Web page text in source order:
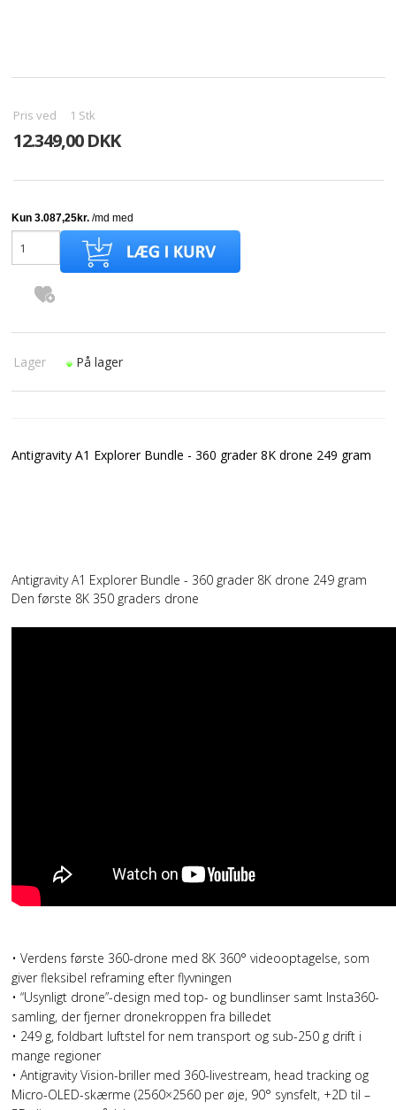
Pris ved 1 Stk
12.349,00 DKK
Lager På lager
Antigravity A1 Explorer Bundle - 360 grader 8K drone 249 gram
Antigravity A1 Explorer Bundle - 360 grader 8K drone 249 gram
Den første 8K 350 graders drone
• Verdens første 360-drone med 8K 360° videooptagelse, som
giver fleksibel reframing efter flyvningen
• “Usynligt drone”-design med top- og bundlinser samt Insta360-
samling, der fjerner dronekroppen fra billedet
• 249 g, foldbart luftstel for nem transport og sub-250 g drift i
mange regioner
• Antigravity Vision-briller med 360-livestream, head tracking og
Micro-OLED-skærme (2560×2560 per øje, 90° synsfelt, +2D til –